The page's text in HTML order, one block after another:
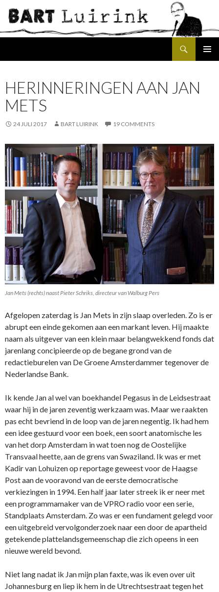
HERINNERINGEN AAN JAN
METS
24 JULI 2017 BART LUIRINK 19 COMMENTS
Jan Mets (rechts) naast Pieter Schriks, directeur van Walburg Pers
Afgelopen zaterdag is Jan Mets in zijn slaap overleden. Zo is er
abrupt een einde gekomen aan een markant leven. Hij maakte
naam als uitgever van een klein maar belangwekkend fonds dat
jarenlang concipieerde op de begane grond van de
redactieburelen van De Groene Amsterdammer tegenover de
Nederlandse Bank.
Ik kende Jan al wel van boekhandel Pegasus in de Leidsestraat
waar hij in de jaren zeventig werkzaam was. Maar we raakten
pas echt bevriend in de loop van de jaren negentig. Ik had hem
een idee gestuurd voor een boek, een soort anatomische les
van het dorp Amsterdam in wat toen nog de Oostelijke
Transvaal heette, aan de grens van Swaziland. Ik was er met
Kadir van Lohuizen op reportage geweest voor de Haagse
Post aan de vooravond van de eerste democratische
verkiezingen in 1994. Een half jaar later streek ik er neer met
een programmamaker van de VPRO radio voor een serie,
Standplaats Amsterdam. Zo was er een fundament gelegd voor
een uitgebreid vervolgonderzoek naar een door de apartheid
getekende plattelandsgemeenschap die zich opeens in een
nieuwe wereld bevond.
Niet lang nadat ik Jan mijn plan faxte, was ik even over uit
Johannesburg en liep ik hem in de Utrechtsestraat tegen het